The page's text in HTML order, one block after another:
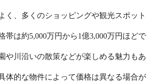
く、多くのショッピングや観光スポット
は約5,000万円から1億3,000万円ほどで
や川沿いの散策などが楽しめる魅力もあ
体的な物件によって価格は異なる場合が